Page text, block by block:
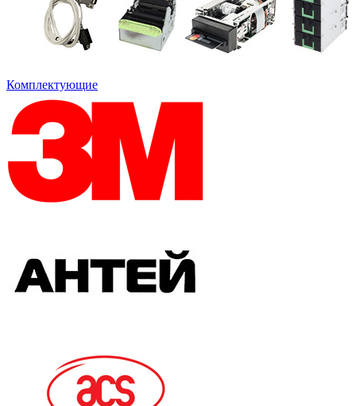
Комплектующие